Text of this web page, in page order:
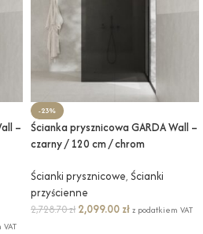
–
-23%
Ścianka prysznicowa GARDA Wall –
czarny / 120 cm / chrom
Ścianki prysznicowe, Ścianki
przyścienne
2,728.70zł 2,099.00 złz podatkiem VAT